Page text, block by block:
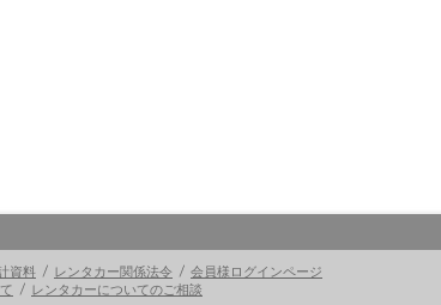
資料 レンタカー関係法令 会員様ログインページ
レンタカーについてのご相談